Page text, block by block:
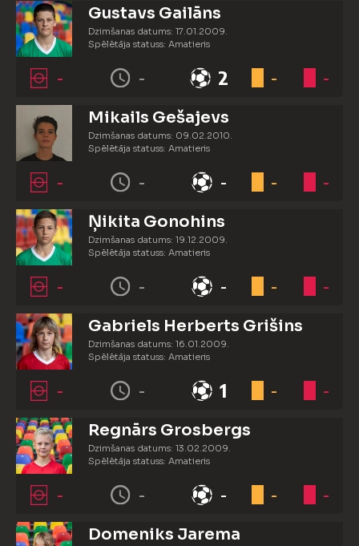
Gustavs Gailāns
Dzimšanas datums: 17.01.2009.
Spēlētāja statuss: Amatieris
- - 2 - -
Mikails Gešajevs
Dzimšanas datums: 09.02.2010.
Spēlētāja statuss: Amatieris
- - - - -
Ņikita Gonohins
Dzimšanas datums: 19.12.2009.
Spēlētāja statuss: Amatieris
- - - - -
Gabriels Herberts Grišins
Dzimšanas datums: 16.01.2009.
Spēlētāja statuss: Amatieris
- - 1 - -
Regnārs Grosbergs
Dzimšanas datums: 13.02.2009.
Spēlētāja statuss: Amatieris
- - - - -
Domeniks Jarema